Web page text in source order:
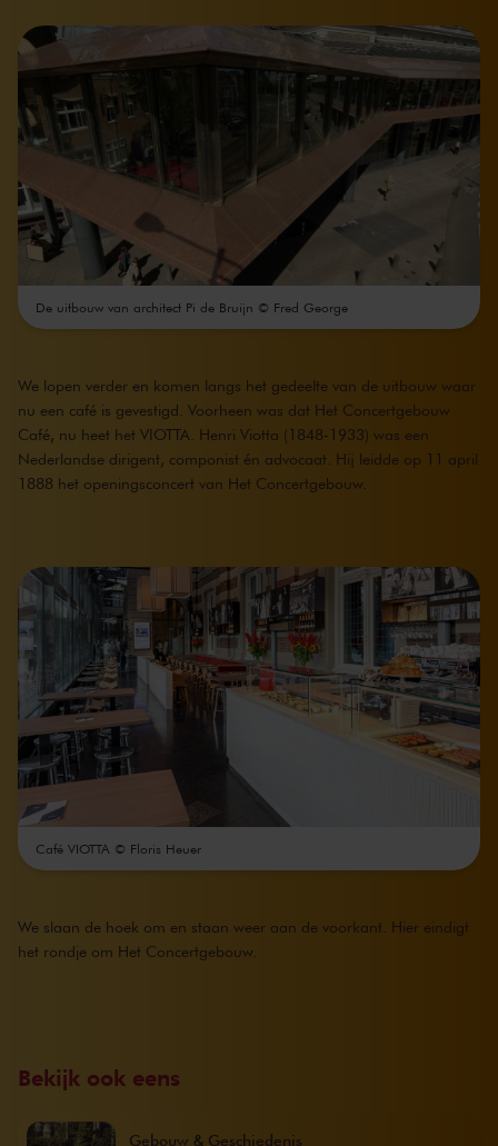
De uitbouw van architect Pi de Bruijn © Fred George
We lopen verder en komen langs het gedeelte van de uitbouw waar
nu een café is gevestigd. Voorheen was dat Het Concertgebouw
Café, nu heet het VIOTTA. Henri Viotta (1848-1933) was een
Nederlandse dirigent, componist én advocaat. Hij leidde op 11 april
1888 het openingsconcert van Het Concertgebouw.
Café VIOTTA © Floris Heuer
We slaan de hoek om en staan weer aan de voorkant. Hier eindigt
het rondje om Het Concertgebouw.
Bekijk ook eens
Gebouw & Geschiedenis